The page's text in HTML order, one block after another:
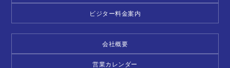
ビジター料金案内
会社概要
営業カレンダー